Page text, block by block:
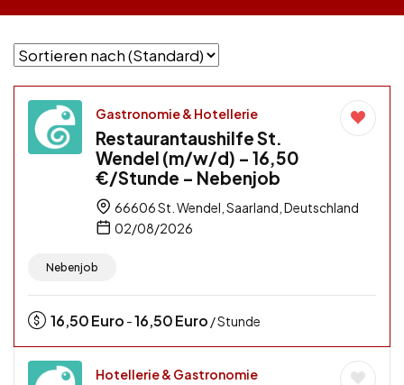
Gastronomie & Hotellerie
Restaurantaushilfe St.
Wendel (m/w/d) – 16,50
€/Stunde – Nebenjob
66606 St. Wendel, Saarland, Deutschland
02/08/2026
Nebenjob
16,50Euro -16,50Euro / Stunde
Hotellerie & Gastronomie